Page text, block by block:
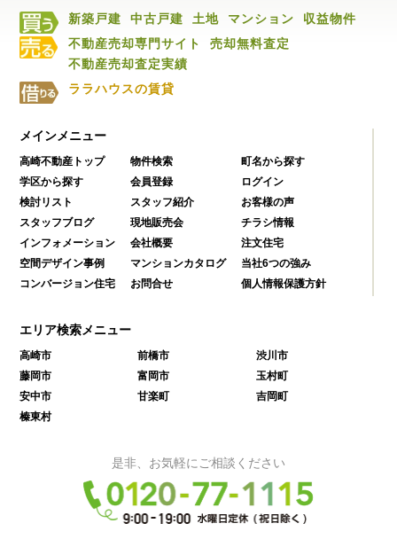
新築戸建 中古戸建 土地 マンション
収益物件
不動産売却専門サイト
売却無料査定
不動産売却査定実績
ララハウスの賃貸
メインメニュー
高崎不動産トップ 物件検索
町名から探す
学区から探す
会員登録
ログイン
検討リスト
スタッフ紹介
お客様の声
スタッフブログ
現地販売会
チラシ情報
インフォメーション
会社概要
注文住宅
空間デザイン事例
マンションカタログ
当社6つの強み
コンバージョン住宅
お問合せ 個人情報保護方針
エリア検索メニュー
高崎市 前橋市
渋川市
藤岡市
富岡市
玉村町
安中市
甘楽町
吉岡町
榛東村
是非、お気軽にご相談ください